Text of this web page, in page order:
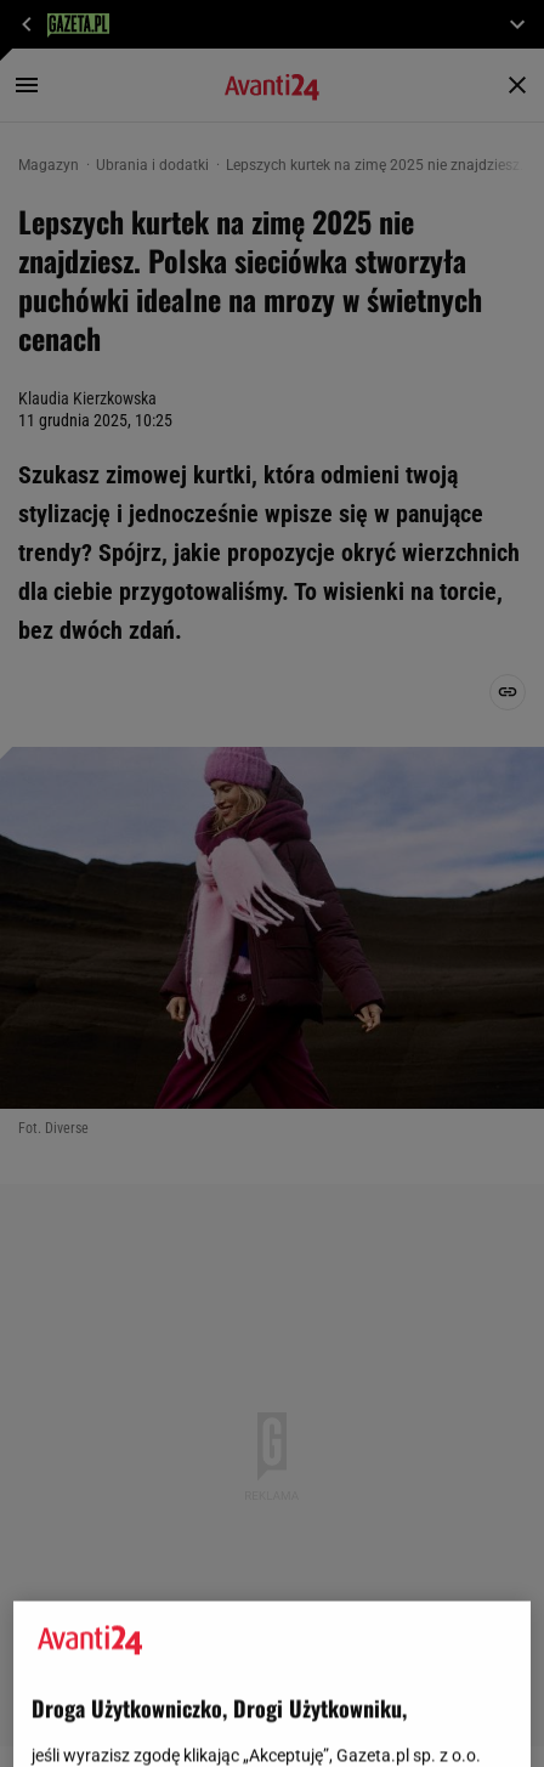
Magazyn Ubrania i dodatki Lepszych kurtek na zimę 2025 nie znajdziesz.
Lepszych kurtek na zimę 2025 nie
znajdziesz. Polska sieciówka stworzyła
puchówki idealne na mrozy w świetnych
cenach
Klaudia Kierzkowska
11 grudnia 2025, 10:25
Szukasz zimowej kurtki, która odmieni twoją
stylizację i jednocześnie wpisze się w panujące
trendy? Spójrz, jakie propozycje okryć wierzchnich
dla ciebie przygotowaliśmy. To wisienki na torcie,
bez dwóch zdań.
Fot. Diverse
Droga Użytkowniczko, Drogi Użytkowniku,
jeśli wyrazisz zgodę klikając „Akceptuję”, Gazeta.pl sp. z o.o.